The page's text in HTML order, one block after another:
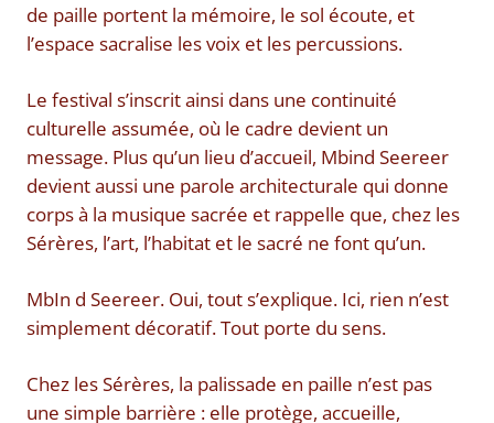
de paille portent la mémoire, le sol écoute, et
l’espace sacralise les voix et les percussions.
Le festival s’inscrit ainsi dans une continuité
culturelle assumée, où le cadre devient un
message. Plus qu’un lieu d’accueil, Mbind Seereer
devient aussi une parole architecturale qui donne
corps à la musique sacrée et rappelle que, chez les
Sérères, l’art, l’habitat et le sacré ne font qu’un.
MbIn d Seereer. Oui, tout s’explique. Ici, rien n’est
simplement décoratif. Tout porte du sens.
Chez les Sérères, la palissade en paille n’est pas
une simple barrière : elle protège, accueille,